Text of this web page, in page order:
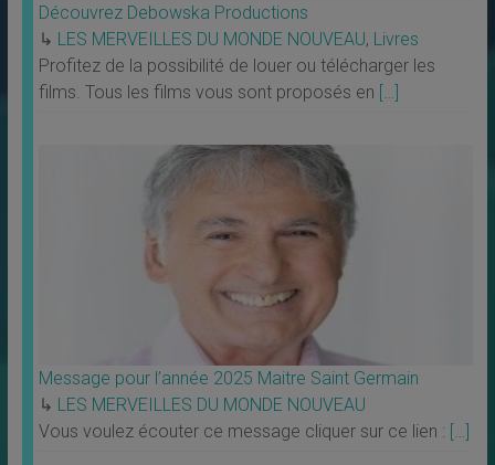
Découvrez Debowska Productions
↳ LES MERVEILLES DU MONDE NOUVEAU, Livres
Profitez de la possibilité de louer ou télécharger les
films. Tous les films vous sont proposés en […]
Message pour l’année 2025 Maitre Saint Germain
↳ LES MERVEILLES DU MONDE NOUVEAU
Vous voulez écouter ce message cliquer sur ce lien : […]